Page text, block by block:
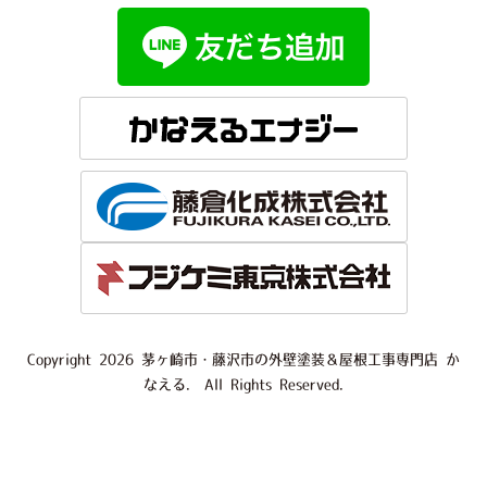
Copyright 2026 茅ヶ崎市・藤沢市の外壁塗装＆屋根工事専門店 か
なえる. All Rights Reserved.